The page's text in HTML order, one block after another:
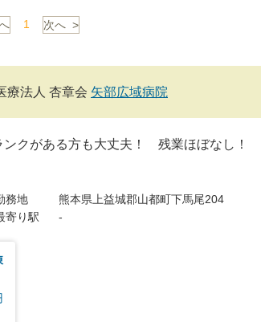
1 次へ >
療法人 杏章会 矢部広域病院
ンクがある方も大丈夫！ 残業ほぼなし！
務地
熊本県上益城郡山都町下馬尾204
寄り駅
-